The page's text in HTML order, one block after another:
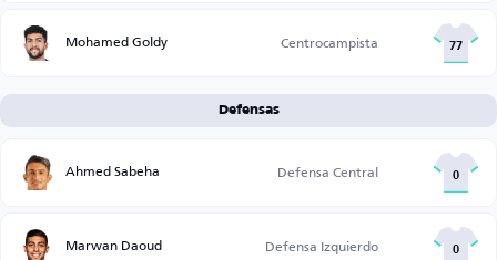
Mohamed Goldy Centrocampista 77
Defensas
Ahmed Sabeha Defensa Central 0
Marwan Daoud Defensa Izquierdo 0